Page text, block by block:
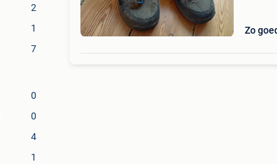
2
1
7
0
0
4
1
Zo